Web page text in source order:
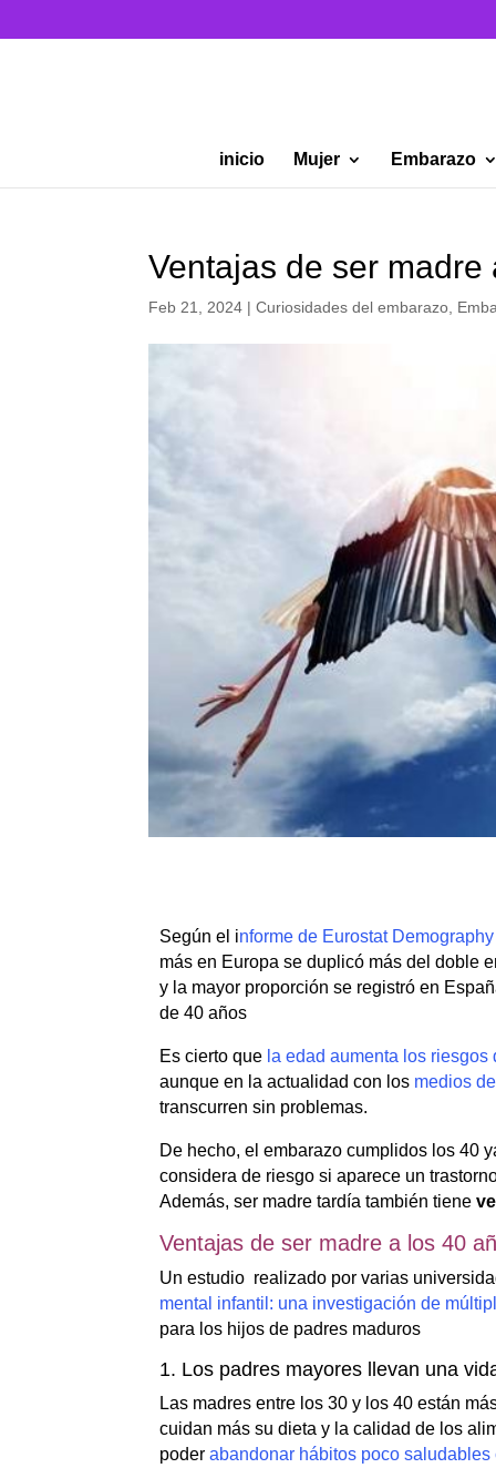
inicio Mujer Embarazo
Ventajas de ser madre
Feb 21, 2024 |Curiosidades del embarazo
Según el informe de Eurostat
más en Europa se duplicó más del doble
y la mayor proporción se registró en
de 40 años
Es cierto que la edad aumenta los
aunque en la actualidad con los medios
transcurren sin problemas.
De hecho, el embarazo cumplidos los 40
considera de riesgo si aparece un
Además, ser madre tardía también tiene
Ventajas de ser madre a los 40
Un estudio realizado por varias
mental infantil: una investigación de
para los hijos de padres maduros
1. Los padres mayores llevan una
Las madres entre los 30 y los 40 están
cuidan más su dieta y la calidad de los
poderabandonar hábitos poco